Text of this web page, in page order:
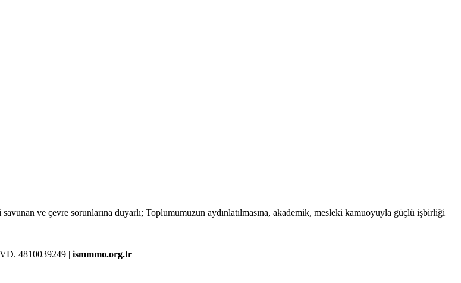
ve çevre sorunlarına duyarlı; Toplumumuzun aydınlatılmasına, akademik, mesleki kamuoyuyla güçlü işbirliği
4810039249 | ismmmo.org.tr